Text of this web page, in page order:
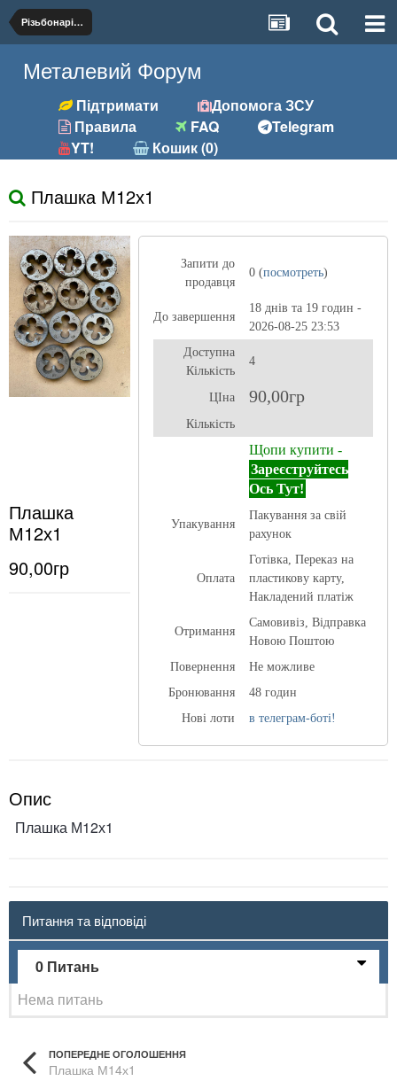
Різьбонарізний (мітчики, плашки)
Металевий Форум
Підтримати
Допомога ЗСУ
Правила
FAQ
Telegram
YT!
Кошик (0)
Плашка М12х1
Плашка
М12х1
90,00гр
Запити до
продавця
0 (посмотреть)
До завершення
18 днів та 19 годин -
2026-08-25 23:53
Доступна
Кількість
4
ЦІна 90,00гр
Кількість
Щопи купити -
Зареєструйтесь
Ось Тут!
Упакування
Пакування за свій
рахунок
Оплата
Готівка, Переказ на
пластикову карту,
Накладений платіж
Отримання
Самовивіз, Відправка
Новою Поштою
Повернення
Не можливе
Бронювання
48 годин
Нові лоти
в телеграм-боті!
Опис
Плашка М12х1
Питання та відповіді
0 Питань
Нема питань
ПОПЕРЕДНЕ ОГОЛОШЕННЯ
Плашка М14х1